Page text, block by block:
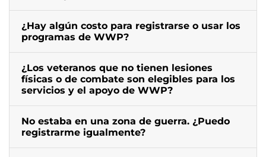
¿Hay algún costo para registrarse o usar los
programas de WWP?
¿Los veteranos que no tienen lesiones
físicas o de combate son elegibles para los
servicios y el apoyo de WWP?
No estaba en una zona de guerra. ¿Puedo
registrarme igualmente?